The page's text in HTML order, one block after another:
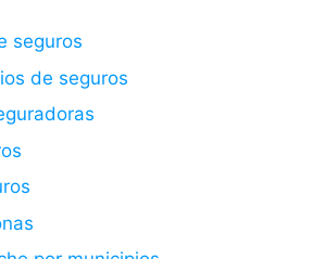
seguros
de seguros